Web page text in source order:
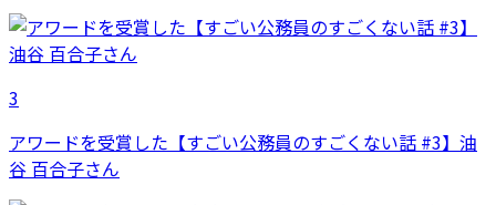
3
アワードを受賞した【すごい公務員のすごくない話 #3】油
谷 百合子さん